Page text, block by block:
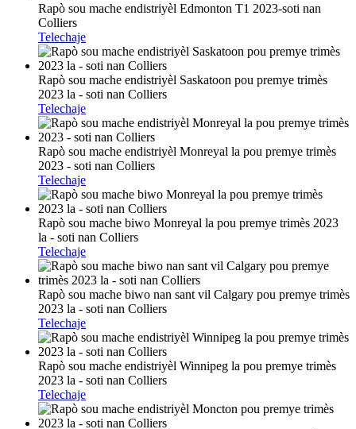
Rapò sou mache endistriyèl Edmonton T1 2023-soti nan
Colliers
Telechaje
Rapò sou mache endistriyèl Saskatoon pou premye trimès
2023 la - soti nan Colliers
Telechaje
Rapò sou mache endistriyèl Monreyal la pou premye trimès
2023 - soti nan Colliers
Telechaje
Rapò sou mache biwo Monreyal la pou premye trimès 2023
la - soti nan Colliers
Telechaje
Rapò sou mache biwo nan sant vil Calgary pou premye trimès
2023 la - soti nan Colliers
Telechaje
Rapò sou mache endistriyèl Winnipeg la pou premye trimès
2023 la - soti nan Colliers
Telechaje